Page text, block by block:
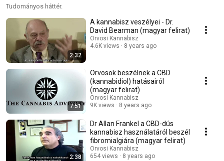
Tudományos háttér.
2:32
A kannabisz veszélyei - Dr.
David Bearman (magyar felirat)
Orvosi Kannabisz
4.6K views
8 years ago
7:51
Orvosok beszélnek a CBD
(kannabidiol) hatásairól
(magyar felirat)
Orvosi Kannabisz
9K views
8 years ago
2:38
Dr Allan Frankel a CBD-dús
kannabisz használatáról beszél
fibromialgiára (magyar felirat)
Orvosi Kannabisz
654 views
8 years ago